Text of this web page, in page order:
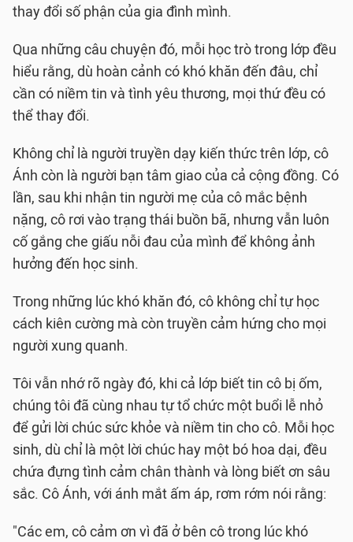
thay đổi số phận của gia đình mình.
Qua những câu chuyện đó, mỗi học trò trong lớp đều
hiểu rằng, dù hoàn cảnh có khó khăn đến đâu, chỉ
cần có niềm tin và tình yêu thương, mọi thứ đều có
thể thay đổi.
Không chỉ là người truyền dạy kiến thức trên lớp, cô
Ánh còn là người bạn tâm giao của cả cộng đồng. Có
lần, sau khi nhận tin người mẹ của cô mắc bệnh
nặng, cô rơi vào trạng thái buồn bã, nhưng vẫn luôn
cố gắng che giấu nỗi đau của mình để không ảnh
hưởng đến học sinh.
Trong những lúc khó khăn đó, cô không chỉ tự học
cách kiên cường mà còn truyền cảm hứng cho mọi
người xung quanh.
Tôi vẫn nhớ rõ ngày đó, khi cả lớp biết tin cô bị ốm,
chúng tôi đã cùng nhau tự tổ chức một buổi lễ nhỏ
để gửi lời chúc sức khỏe và niềm tin cho cô. Mỗi học
sinh, dù chỉ là một lời chúc hay một bó hoa dại, đều
chứa đựng tình cảm chân thành và lòng biết ơn sâu
sắc. Cô Ánh, với ánh mắt ấm áp, rơm rớm nói rằng:
"Các em, cô cảm ơn vì đã ở bên cô trong lúc khó